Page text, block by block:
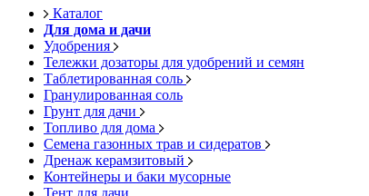
Каталог
Для дома и дачи
Удобрения
Тележки дозаторы для удобрений и семян
Таблетированная соль
Гранулированная соль
Грунт для дачи
Топливо для дома
Семена газонных трав и сидератов
Дренаж керамзитовый
Контейнеры и баки мусорные
Тент для дачи